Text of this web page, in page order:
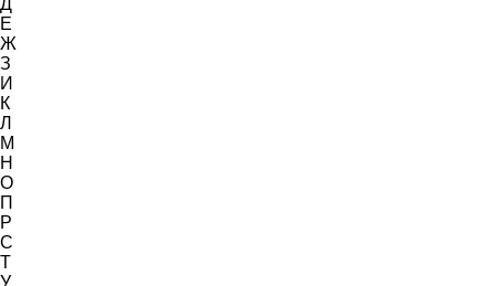
Д
Е
Ж
З
И
К
Л
М
Н
О
П
Р
С
Т
У